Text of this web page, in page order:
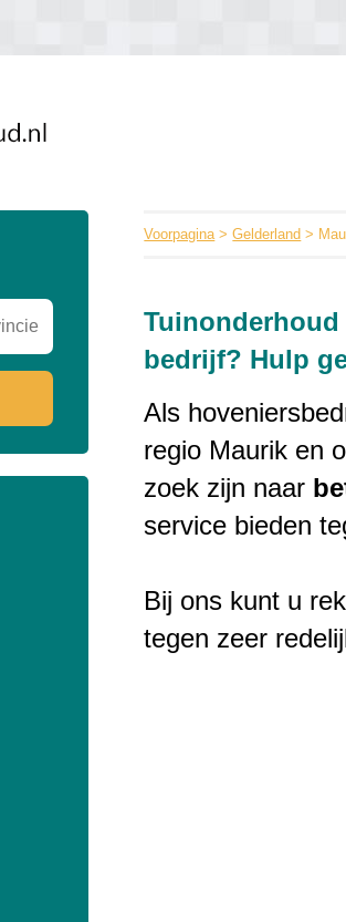
Voorpagina>Gelderland >
bedrijf? Hulp
Als
regio Maurik en
zoek zijn naar
service bieden
Bij ons kunt u
tegen zeer